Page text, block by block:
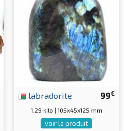
99€
labradorite
1.29 kilo | 105x45x125 mm
voir le produit